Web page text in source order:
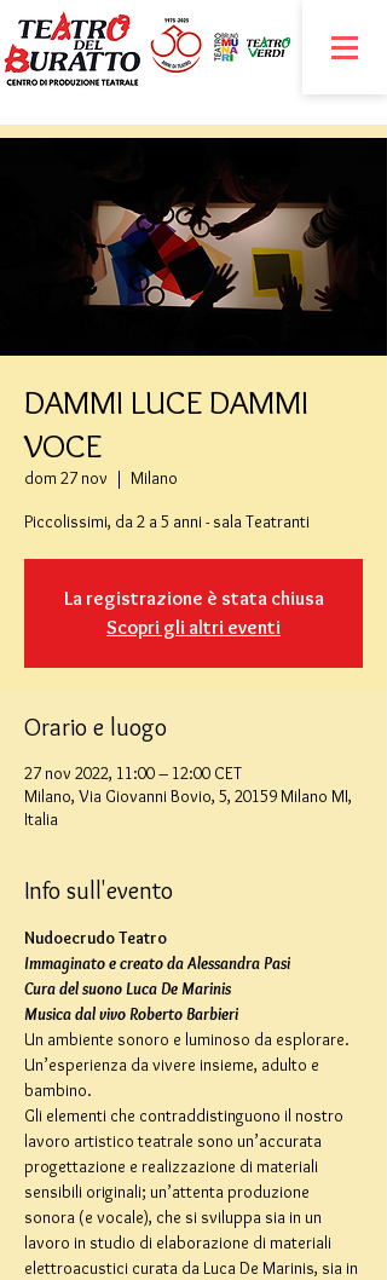
DAMMI LUCE DAMMI
VOCE
dom 27 nov
  |
Milano
Piccolissimi, da 2 a 5 anni - sala Teatranti
La registrazione è stata chiusa
Scopri gli altri eventi
Orario e luogo
27 nov 2022, 11:00 – 12:00 CET
Milano, Via Giovanni Bovio, 5, 20159 Milano MI,
Italia
Info sull'evento
Nudoecrudo Teatro
Immaginato e creato da Alessandra Pasi
Cura del suono Luca De Marinis
Musica dal vivo Roberto Barbieri
Un ambiente sonoro e luminoso da esplorare.
Un’esperienza da vivere insieme, adulto e
bambino.
Gli elementi che contraddistinguono il nostro
lavoro artistico teatrale sono un’accurata
progettazione e realizzazione di materiali
sensibili originali; un’attenta produzione
sonora (e vocale), che si sviluppa sia in un
lavoro in studio di elaborazione di materiali
elettroacustici curata da Luca De Marinis, sia in